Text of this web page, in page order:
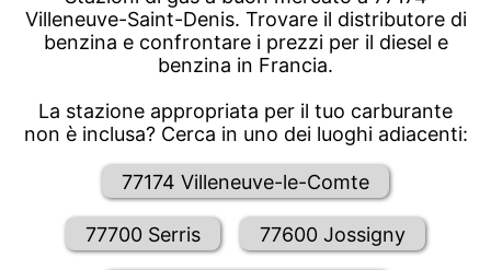
Villeneuve-Saint-Denis. Trovare il distributore di
benzina e confrontare i prezzi per il diesel e
benzina in Francia.
La stazione appropriata per il tuo carburante
non è inclusa? Cerca in uno dei luoghi adiacenti:
77174 Villeneuve-le-Comte
77700 Serris 77600 Jossigny